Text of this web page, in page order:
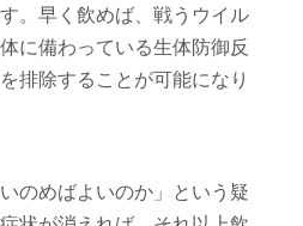
。早く飲めば、戦うウイル
に備わっている生体防御反
排除することが可能になり
のめばよいのか」という疑